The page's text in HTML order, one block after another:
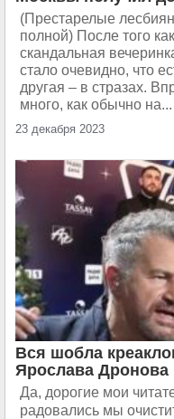
(Престарелые
полной) После того
скандальная
стало очевидно, что
другая – в стразах.
много, как обычно на...
23 декабря 2023
Вся шобла
Ярослава Дронова
Да, дорогие мои
радовались мы